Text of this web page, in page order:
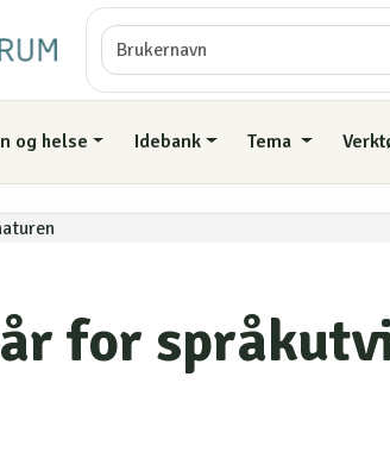
og helse Idebank Tema
for